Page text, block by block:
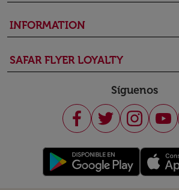
INFORMATION
SAFAR FLYER LOYALTY
Síguenos